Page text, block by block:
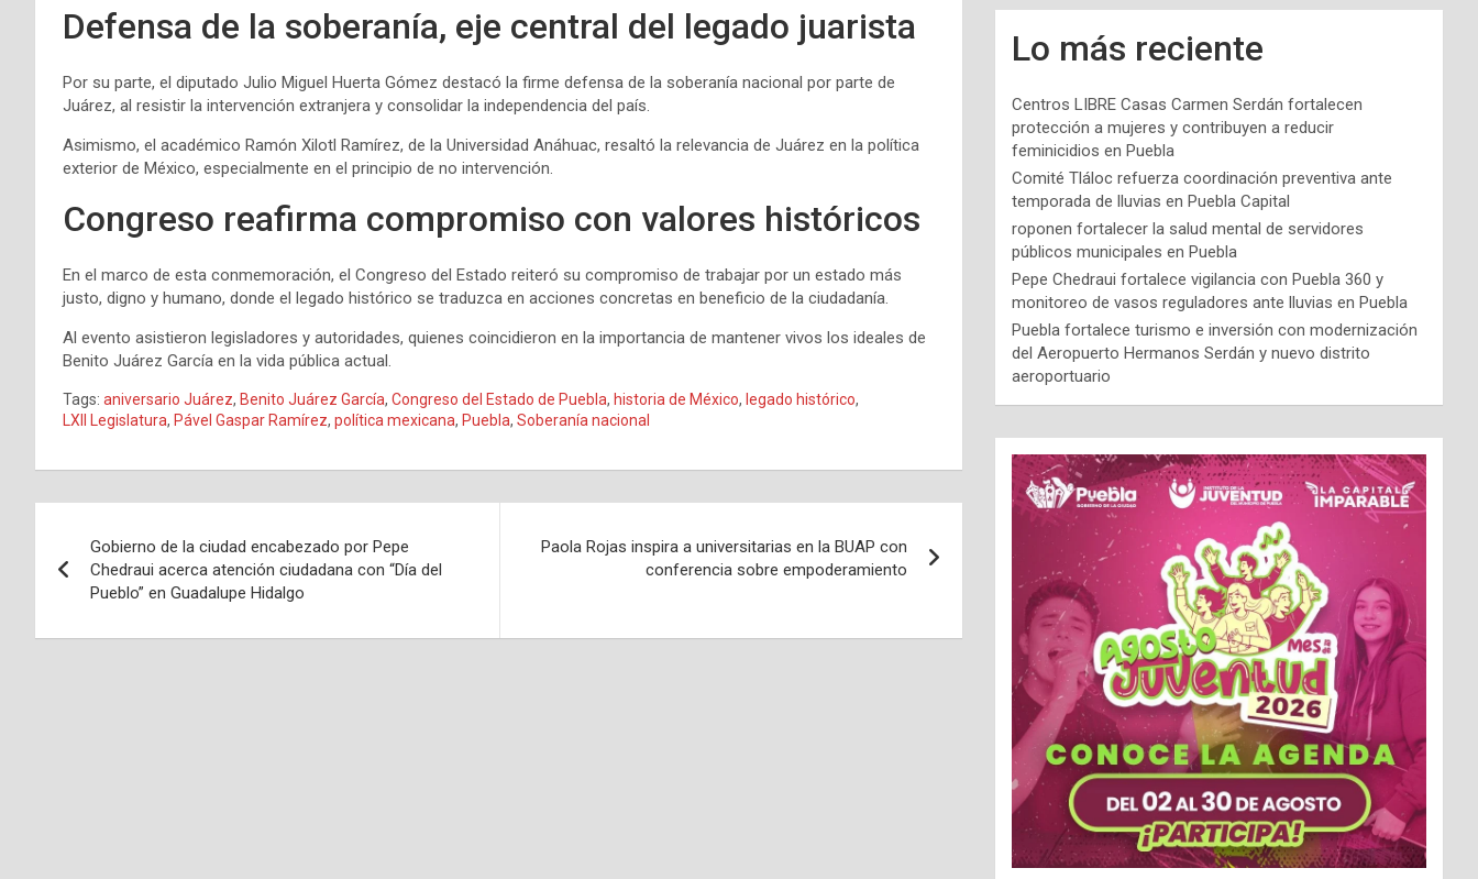
Defensa de la soberanía, eje central del legado juarista
Por su parte, el diputado Julio Miguel Huerta Gómez destacó la firme defensa de la soberanía nacional por parte de
Juárez, al resistir la intervención extranjera y consolidar la independencia del país.
Asimismo, el académico Ramón Xilotl Ramírez, de la Universidad Anáhuac, resaltó la relevancia de Juárez en la política
exterior de México, especialmente en el principio de no intervención.
Congreso reafirma compromiso con valores históricos
En el marco de esta conmemoración, el Congreso del Estado reiteró su compromiso de trabajar por un estado más
justo, digno y humano, donde el legado histórico se traduzca en acciones concretas en beneficio de la ciudadanía.
Al evento asistieron legisladores y autoridades, quienes coincidieron en la importancia de mantener vivos los ideales de
Benito Juárez García en la vida pública actual.
Tags: aniversario Juárez, Benito Juárez García, Congreso del Estado de Puebla, historia de México, legado histórico,
LXII Legislatura, Pável Gaspar Ramírez, política mexicana, Puebla, Soberanía nacional
de
Gobierno de la ciudad encabezado por Pepe
Chedraui acerca atención ciudadana con “Día del
Pueblo” en Guadalupe Hidalgo
Paola Rojas inspira a universitarias en la BUAP con
conferencia sobre empoderamiento
Lo más reciente
Centros LIBRE Casas Carmen Serdán fortalecen
protección a mujeres y contribuyen a reducir
feminicidios en Puebla
Comité Tláloc refuerza coordinación preventiva ante
temporada de lluvias en Puebla Capital
roponen fortalecer la salud mental de servidores
públicos municipales en Puebla
Pepe Chedraui fortalece vigilancia con Puebla 360 y
monitoreo de vasos reguladores ante lluvias en Puebla
Puebla fortalece turismo e inversión con modernización
del Aeropuerto Hermanos Serdán y nuevo distrito
aeroportuario